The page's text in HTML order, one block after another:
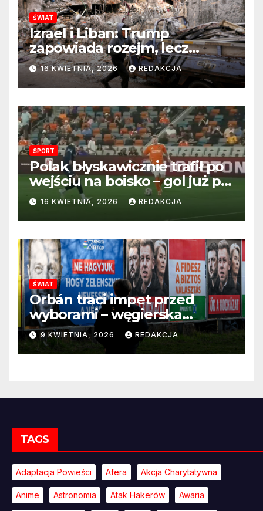
ŚWIAT
Izrael i Liban: Trump
zapowiada rozejm, lecz
perspektywa zakończenia
wojny wciąż odległa
16 KWIETNIA, 2026 REDAKCJA
SPORT
Polak błyskawicznie trafił po
wejściu na boisko – gol już po
22 sekundach!
16 KWIETNIA, 2026 REDAKCJA
ŚWIAT
Orbán traci impet przed
wyborami – węgierska
propaganda przestaje
przekonywać
9 KWIETNIA, 2026 REDAKCJA
TAGS
Adaptacja Powieści Afera Akcja Charytatywna
Anime Astronomia Atak Hakerów Awaria